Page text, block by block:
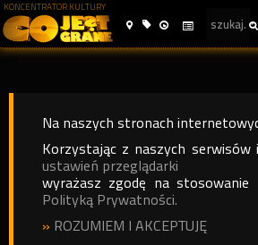
KONCENTRATOR KULTURY
Na naszych stronach
Korzystając z naszych serwisów
ustawień przeglądarki
wyrażasz zgodę na
Polityką Prywatności.
» ROZUMIEM I AKCEPTUJĘ